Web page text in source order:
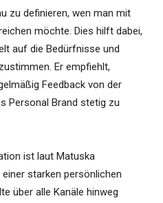
zu definieren, wen man mit
möchte. Dies hilft dabei,
auf die Bedürfnisse und
Er empfiehlt,
Feedback von der
Personal Brand stetig zu
ist laut Matuska
starken persönlichen
über alle Kanäle hinweg